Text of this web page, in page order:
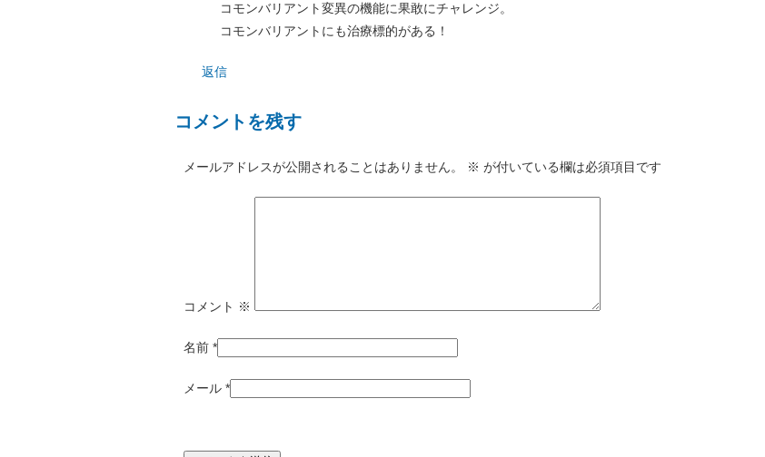
コモンバリアント変異の機能に果敢にチャレンジ。
コモンバリアントにも治療標的がある！
返信
コメントを残す
メールアドレスが公開されることはありません。 ※ が付いている欄は必須項目です
コメント ※
名前 *
メール *